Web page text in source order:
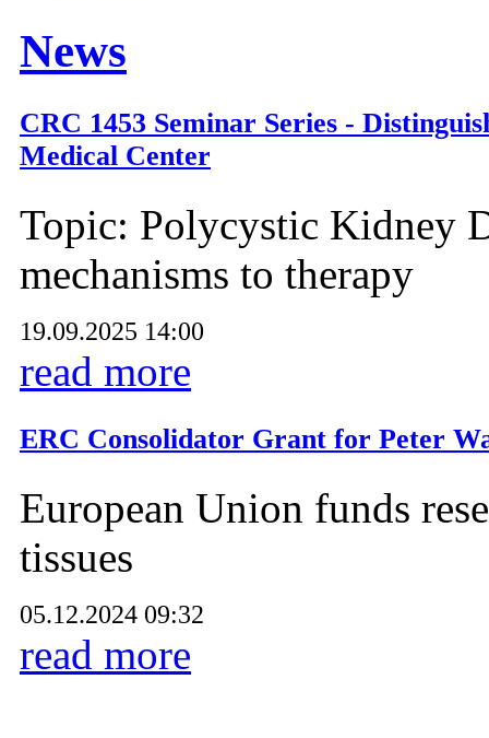
News
CRC 1453 Seminar Series -
Medical Center
Topic: Polycystic Kidney
mechanisms to therapy
19.09.2025 14:00
read more
ERC Consolidator Grant for Peter
European Union funds
tissues
05.12.2024 09:32
read more